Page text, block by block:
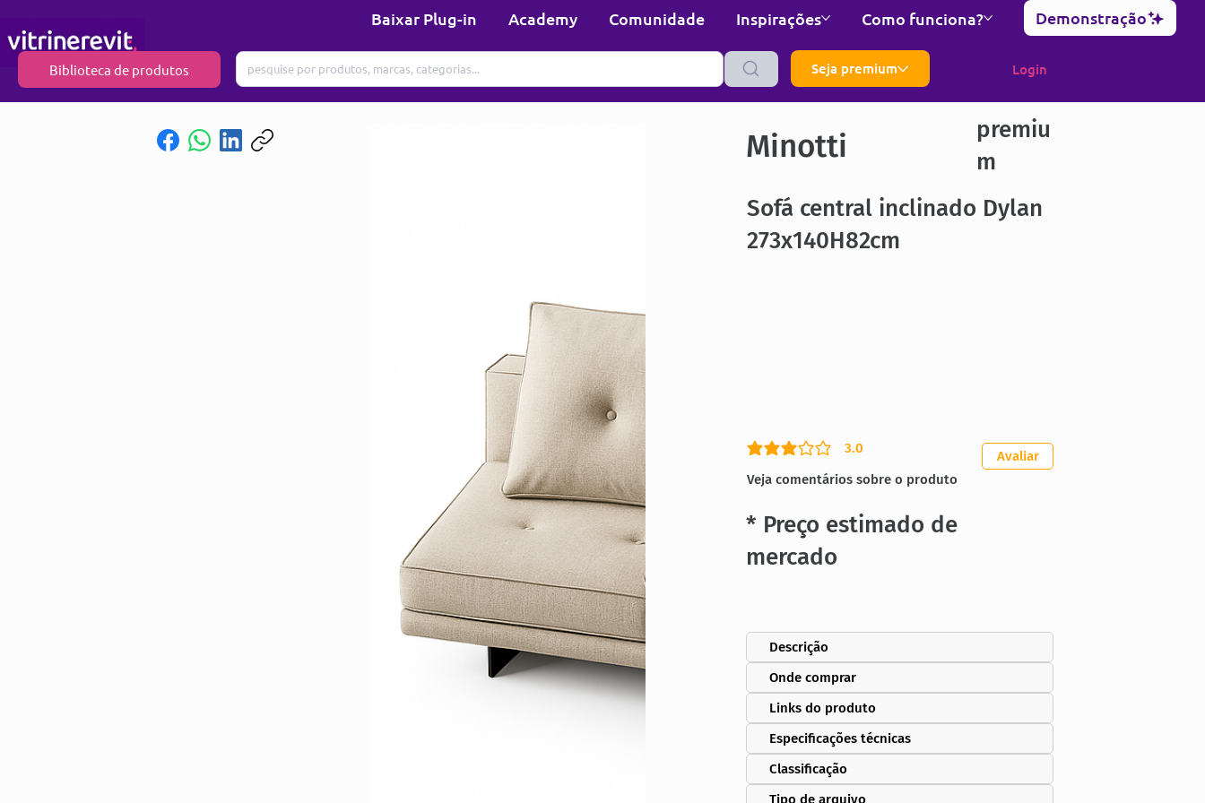
Baixar Plug-in Academy Comunidade Inspirações Como funciona? Demonstração
Biblioteca de produtos Seja premium Login
Minotti
premiu
m
Sofá central inclinado Dylan
273x140H82cm
3.0
classificação média é 3 de 5
Veja comentários sobre o produto
Avaliar
* Preço estimado de
mercado
Descrição
Onde comprar
Links do produto
Especificações técnicas
Classificação
Tipo de arquivo